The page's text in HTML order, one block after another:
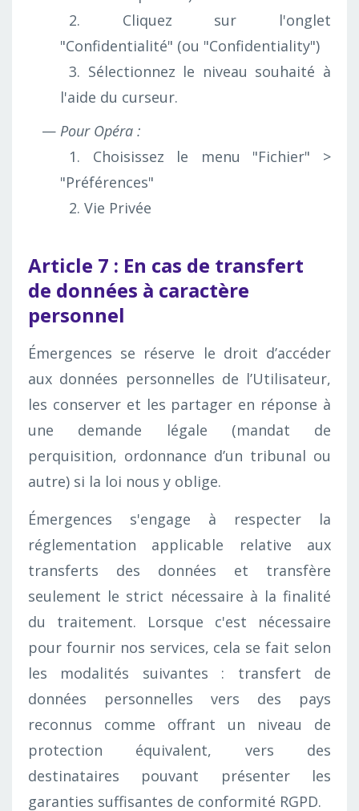
2. Cliquez sur l'onglet
"Confidentialité" (ou "Confidentiality")
3. Sélectionnez le niveau souhaité à
l'aide du curseur.
Pour Opéra :
1. Choisissez le menu "Fichier" >
"Préférences"
2. Vie Privée
Article 7 : En cas de transfert
de données à caractère
personnel
Émergences se réserve le droit d’accéder
aux données personnelles de l’Utilisateur,
les conserver et les partager en réponse à
une demande légale (mandat de
perquisition, ordonnance d’un tribunal ou
autre) si la loi nous y oblige.
Émergences s'engage à respecter la
réglementation applicable relative aux
transferts des données et transfère
seulement le strict nécessaire à la finalité
du traitement. Lorsque c'est nécessaire
pour fournir nos services, cela se fait selon
les modalités suivantes : transfert de
données personnelles vers des pays
reconnus comme offrant un niveau de
protection équivalent, vers des
destinataires pouvant présenter les
garanties suffisantes de conformité RGPD.